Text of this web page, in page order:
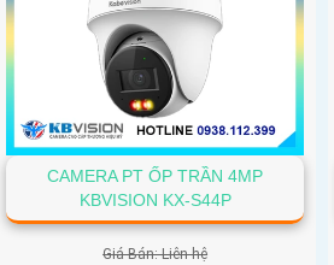
CAMERA PT ỐP TRẦN 4MP
KBVISION KX-S44P
Giá Bán: Liên hệ